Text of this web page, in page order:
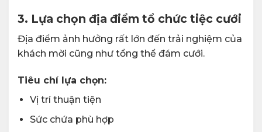
3. Lựa chọn địa điểm tổ chức tiệc cưới
Địa điểm ảnh hưởng rất lớn đến trải nghiệm của
khách mời cũng như tổng thể đám cưới.
Tiêu chí lựa chọn:
Vị trí thuận tiện
Sức chứa phù hợp